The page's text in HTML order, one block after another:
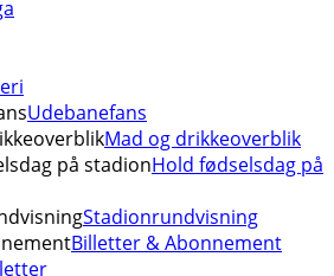
Udebanefans
Mad og drikkeoverblik
på stadionHold fødselsdag på
Stadionrundvisning
Billetter & Abonnement